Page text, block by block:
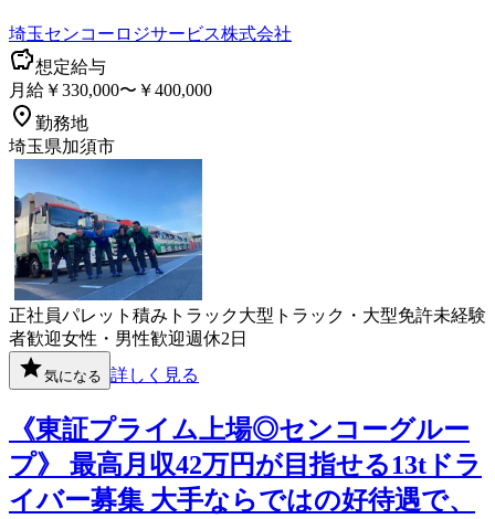
埼玉センコーロジサービス株式会社
想定給与
月給￥330,000〜￥400,000
勤務地
埼玉県加須市
正社員パレット積み トラック大型トラック・大型免許未経験
者歓迎女性・男性歓迎週休2日
気になる 詳しく見る
《東証プライム上場◎センコーグルー
プ》 最高月収42万円が目指せる13tドラ
イバー募集 大手ならではの好待遇で、